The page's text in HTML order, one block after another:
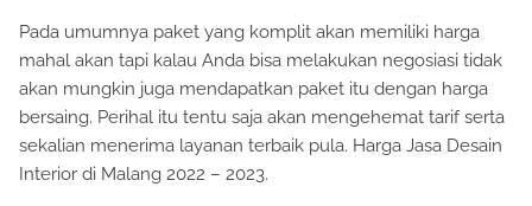
Pada umumnya paket yang komplit akan memiliki harga
mahal akan tapi kalau Anda bisa melakukan negosiasi tidak
akan mungkin juga mendapatkan paket itu dengan harga
bersaing. Perihal itu tentu saja akan mengehemat tarif serta
sekalian menerima layanan terbaik pula. Harga Jasa Desain
Interior di Malang 2022 – 2023.